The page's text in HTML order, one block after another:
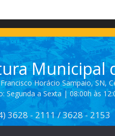
Municipal
Horácio Sampaio, SN,
Segunda a Sexta | 08:00h às
3628 - 2111 / 3628 - 2153